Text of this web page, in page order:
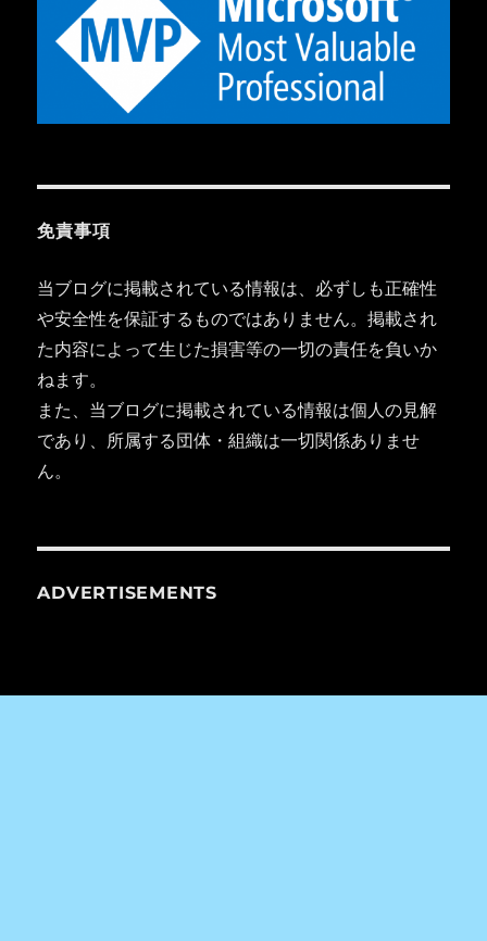
免責事項
当ブログに掲載されている情報は、必ずしも正確性
や安全性を保証するものではありません。掲載され
た内容によって生じた損害等の一切の責任を負いか
ねます。
また、当ブログに掲載されている情報は個人の見解
であり、所属する団体・組織は一切関係ありませ
ん。
ADVERTISEMENTS